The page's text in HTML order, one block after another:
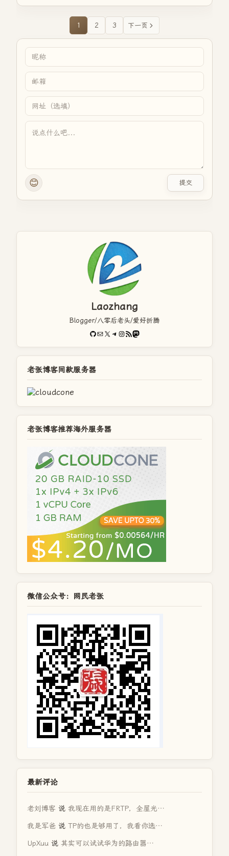
1 2 3 下一页
😊 提交
Laozhang
Blogger/八零后老头/爱好折腾
GitHub
电子邮件X Telegram
Instagram
RSS FeedMastodon
老张博客同款服务器
老张博客推荐海外服务器
微信公众号：网民老张
最新评论
老刘博客 说 我现在用的是FRTP，全屋光…
我是军爸 说 TP的也是够用了，我看你选…
UpXuu 说 其实可以试试华为的路由器…